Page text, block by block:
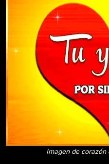
Imagen de